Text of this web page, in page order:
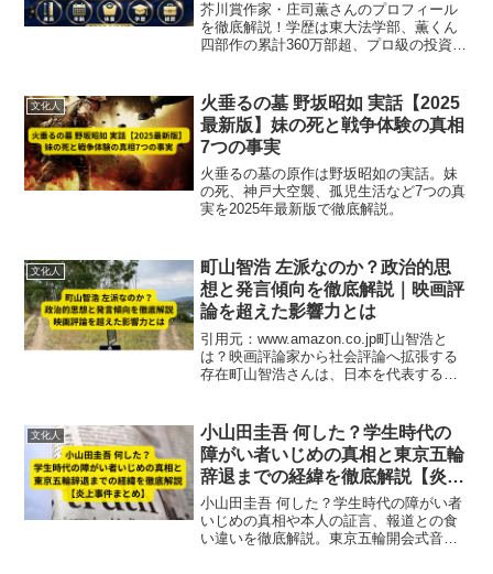
芥川賞作家・庄司薫さんのプロフィール
を徹底解説！学歴は東大法学部、薫くん
四部作の累計360万部超、プロ級の投資家
文化人
火垂るの墓 野坂昭如 実話【2025
最新版】妹の死と戦争体験の真相
7つの事実
火垂るの墓の原作は野坂昭如の実話。妹
の死、神戸大空襲、孤児生活など7つの真
実を2025年最新版で徹底解説。
文化人
町山智浩 左派なのか？政治的思
想と発言傾向を徹底解説｜映画評
論を超えた影響力とは
引用元：www.amazon.co.jp町山智浩と
は？映画評論家から社会評論へ拡張する
存在町山智浩さんは、日本を代表する映
精神を鋭く読み解くスタイルが特徴で、
評論活動は映...
文化人
小山田圭吾 何した？学生時代の
障がい者いじめの真相と東京五輪
辞退までの経緯を徹底解説【炎上
事件まとめ】
小山田圭吾 何した ？学生時代の障がい者
いじめの真相や本人の証言、報道との食
い違いを徹底解説。東京五輪開会式音楽